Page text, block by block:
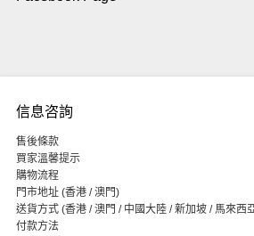
信息咨詢
售後條款
買家溫馨提示
購物流程
門市地址 (香港 / 澳門)
送貨方式 (香港 / 澳門 / 中國大陸 / 新加坡 / 馬來西
付款方法